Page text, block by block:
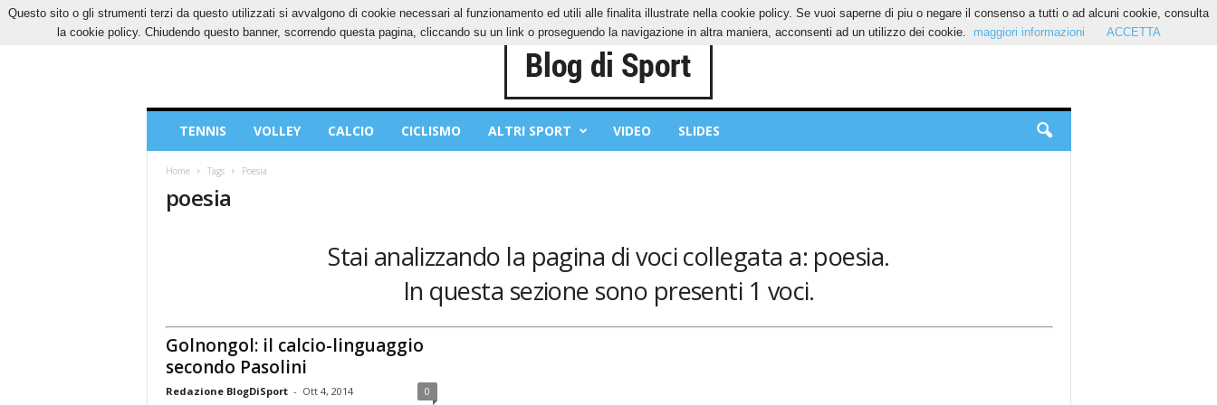
SABATO, 8 AGOSTO 2026 CONTATTI COOKIES PRIVACY POLICY
Sport
TENNIS VOLLEY CALCIO CICLISMO ALTRI SPORT VIDEO SLIDES
Home Tags Poesia
poesia
Stai analizzando la pagina di voci collegata a: poesia.
In questa sezione sono presenti 1 voci.
Golnongol: il calcio-linguaggio
secondo Pasolini
Redazione BlogDiSport - Ott 4, 2014 0
Questo sito o gli strumenti terzi da questo utilizzati si avvalgono di cookie necessari al funzionamento ed utili alle finalita illustrate nella cookie policy. Se vuoi saperne di piu o negare il consenso a tutti o ad alcuni cookie, consulta
la cookie policy. Chiudendo questo banner, scorrendo questa pagina, cliccando su un link o proseguendo la navigazione in altra maniera, acconsenti ad un utilizzo dei cookie.
maggiori informazioni ACCETTA